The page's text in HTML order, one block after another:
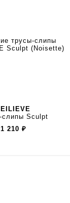
слипы Sculpt
1 210 ₽